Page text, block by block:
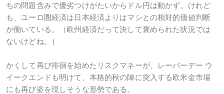
ちの問題含みで優劣つけがたいからドル円は動かず。けれど
も、ユーロ圏経済は日本経済よりはマシとの相対的価値判断
が働いている。（欧州経済だって決して褒められた状況では
ないけどね。）
かくして再び徘徊を始めたリスクマネーが、レーバーデー ウ
イークエンドも明けて、本格的秋の陣に突入する欧米金市場
にも再び姿を現しそうな形勢である。